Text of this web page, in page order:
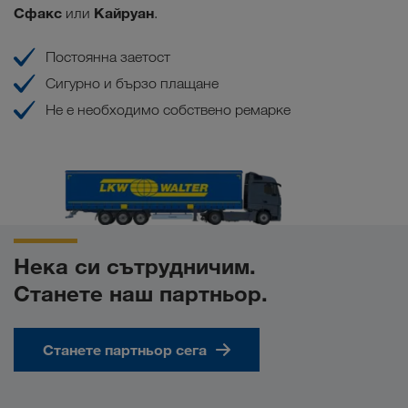
Сфакс или Кайруан.
Постоянна заетост
Сигурно и бързо плащане
Не е необходимо собствено ремарке
Нека си сътрудничим.
Станете наш партньор.
Станете партньор сега